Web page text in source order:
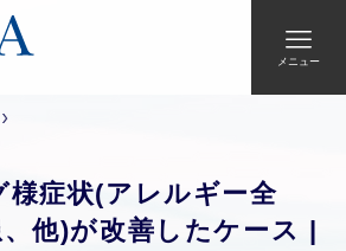
メニュー
様症状(アレルギー全
他)が改善したケース |